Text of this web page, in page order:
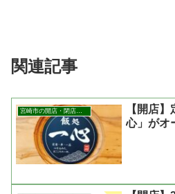
関連記事
宮崎市の開店・閉店まとめ
【開店
心」がオ